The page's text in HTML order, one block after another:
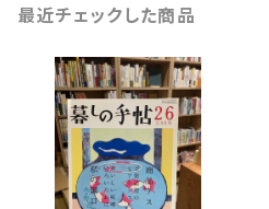
最近チェックした商品